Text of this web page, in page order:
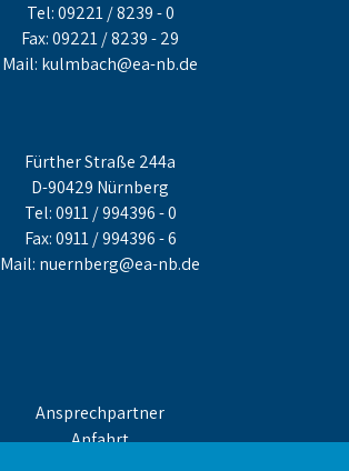
Tel: 09221 / 8239 - 0
Fax: 09221 / 8239 - 29
Mail: kulmbach@ea-nb.de
Fürther Straße 244a
D-90429 Nürnberg
Tel: 0911 / 994396 - 0
Fax: 0911 / 994396 - 6
Mail: nuernberg@ea-nb.de
Ansprechpartner
Anfahrt